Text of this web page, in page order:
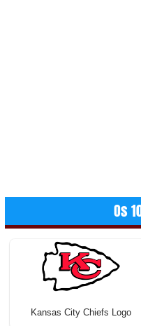
Os
Kansas City Chiefs Logo